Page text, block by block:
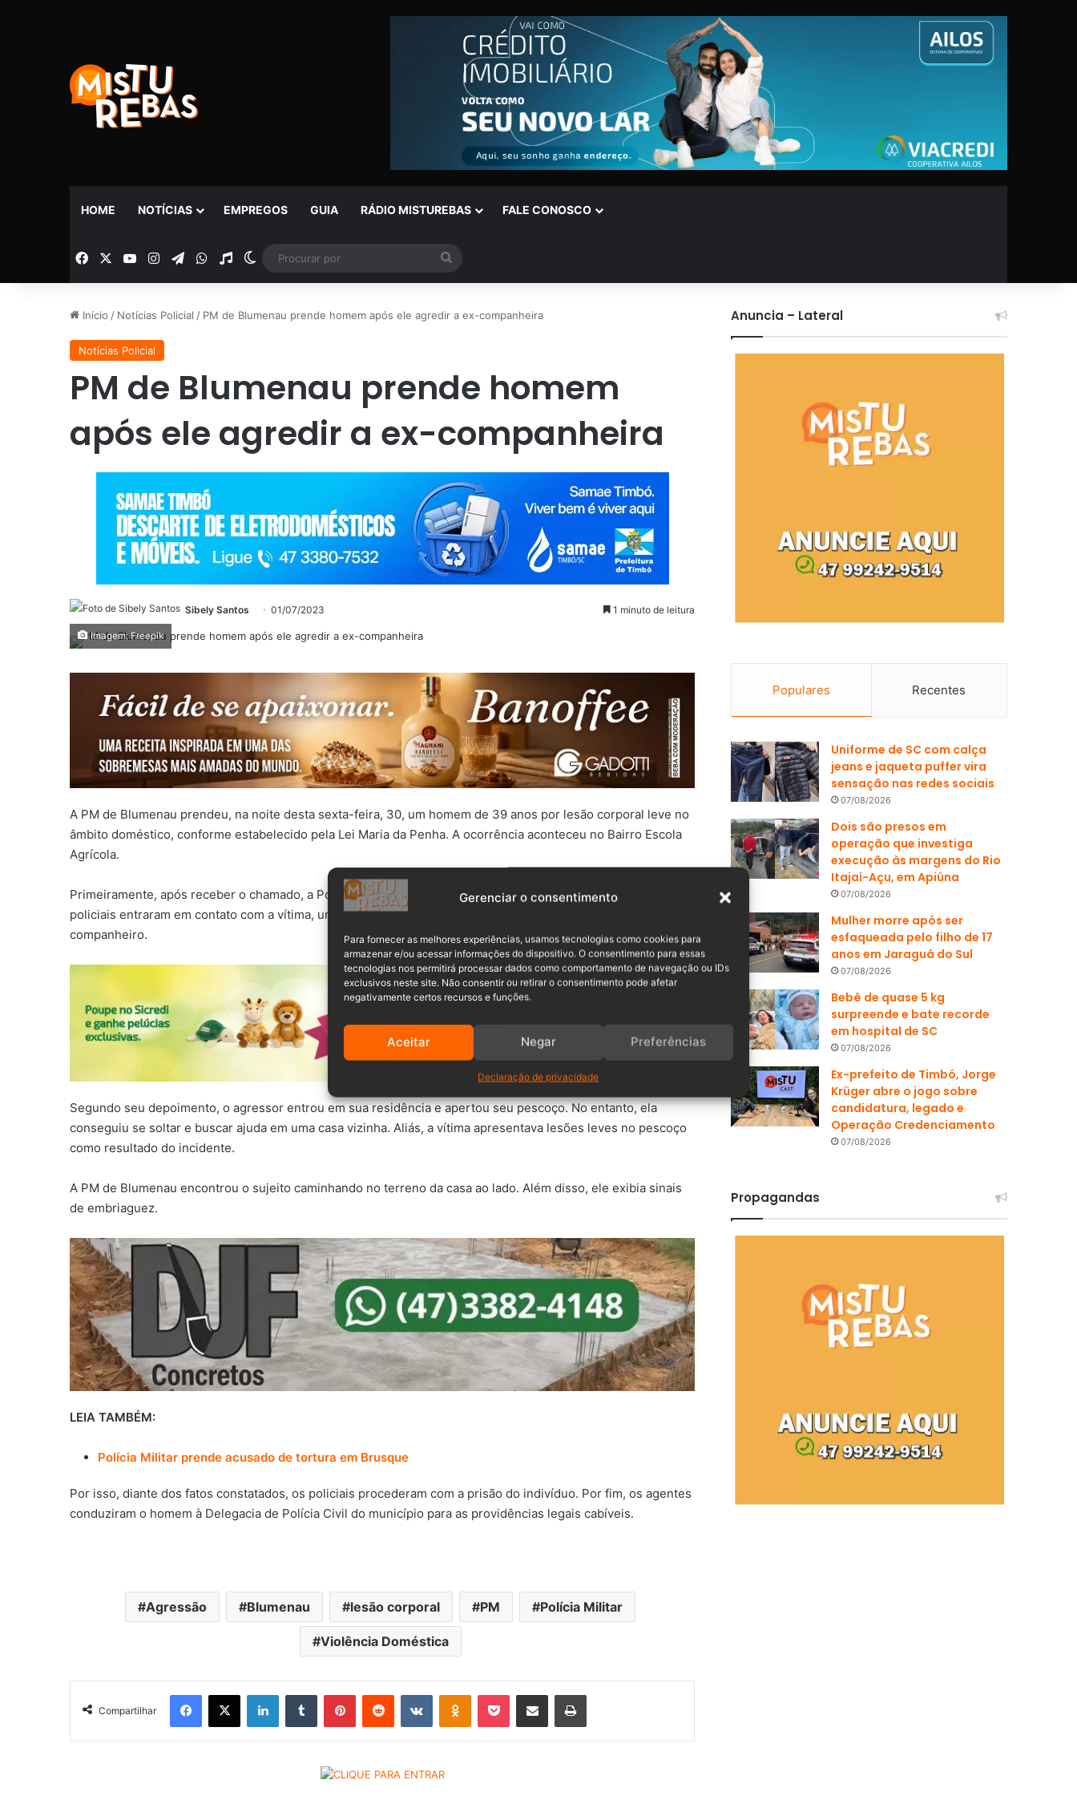
Gerenciar o consentimento
Para fornecer as melhores experiências, usamos tecnologias como cookies para
armazenar e/ou acessar informações do dispositivo. O consentimento para essas
tecnologias nos permitirá processar dados como comportamento de navegação ou IDs
exclusivos neste site. Não consentir ou retirar o consentimento pode afetar
negativamente certos recursos e funções.
Aceitar Negar Preferências
Declaração de privacidade
HOME NOTÍCIAS EMPREGOS GUIA RÁDIO MISTUREBAS FALE CONOSCO
Facebook YouTubeInstagramTelegramWhatsApp
Rádio Switch skin
por
Início / Notícias Policial / PM de Blumenau prende homem após ele agredir a ex-companheira
Notícias Policial
PM de Blumenau prende homem
após ele agredir a ex-companheira
Sibely Santos 01/07/2023 1 minuto de leitura
Imagem: Freepik
A PM de Blumenau prendeu, na noite desta sexta-feira, 30, um homem de 39 anos por lesão corporal leve no
âmbito doméstico, conforme estabelecido pela Lei Maria da Penha. A ocorrência aconteceu no Bairro Escola
Agrícola.
Primeiramente, após receber o chamado, a Polícia Militar deslocou-se até o local indicado. Chegando lá, os
policiais entraram em contato com a vítima, uma mulher, que relatou ter sido agredida por seu ex-
companheiro.
Segundo seu depoimento, o agressor entrou em sua residência e apertou seu pescoço. No entanto, ela
conseguiu se soltar e buscar ajuda em uma casa vizinha. Aliás, a vítima apresentava lesões leves no pescoço
como resultado do incidente.
A PM de Blumenau encontrou o sujeito caminhando no terreno da casa ao lado. Além disso, ele exibia sinais
de embriaguez.
LEIA TAMBÉM:
Polícia Militar prende acusado de tortura em Brusque
Por isso, diante dos fatos constatados, os policiais procederam com a prisão do indivíduo. Por fim, os agentes
conduziram o homem à Delegacia de Polícia Civil do município para as providências legais cabíveis.
Agressão Blumenau lesão corporal PM Polícia Militar
Violência Doméstica
Compartilhar
Anuncia – Lateral
Populares Recentes
Uniforme de SC com calça
jeans e jaqueta puffer vira
sensação nas redes sociais
07/08/2026
Dois são presos em
operação que investiga
execução às margens do Rio
Itajaí-Açu, em Apiúna
07/08/2026
Mulher morre após ser
esfaqueada pelo filho de 17
anos em Jaraguá do Sul
07/08/2026
Bebê de quase 5 kg
surpreende e bate recorde
em hospital de SC
07/08/2026
Ex-prefeito de Timbó, Jorge
Krüger abre o jogo sobre
candidatura, legado e
Operação Credenciamento
07/08/2026
Propagandas